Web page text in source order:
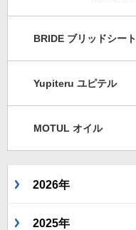
BRIDE ブリッドシート
Yupiteru ユピテル
MOTUL オイル
2026年
2025年